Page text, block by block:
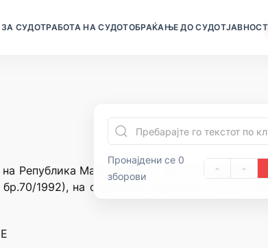
ЗА СУДОТРАБОТА НА СУДОТОБРАЌАЊЕ ДО СУДОТЈАВНОСТ
Пронајдени се 0
зборови
Република Македонија и член 71 од
1992), на седницата одржана на 5